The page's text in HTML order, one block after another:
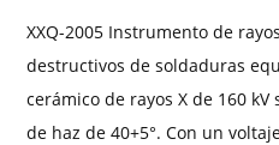
XXQ-2005 Instrumento de
destructivos de soldaduras
cerámico de rayos X de 160
de haz de 40+5°. Con un